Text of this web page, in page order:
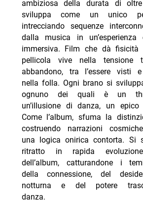
ambiziosa della durata di
sviluppa come un unico
intrecciando sequenze
dalla musica in un’esperienza
immersiva. Film che dà
pellicola vive nella tensione
abbandono, tra l’essere visti
nella folla. Ogni brano si
ognuno dei quali è un
un’illusione di danza, un epico
Come l’album, sfuma la
costruendo narrazioni
una logica onirica contorta. Si
ritratto in rapida
dell’album, catturandone i
della connessione, del
notturna e del potere
danza.